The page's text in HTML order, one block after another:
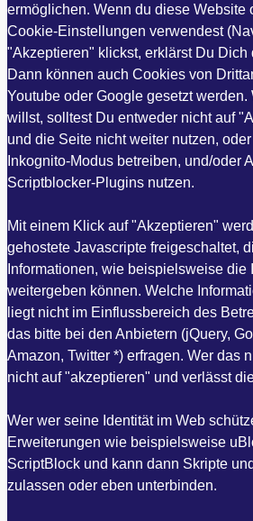
ermöglichen. Wenn du diese Website
Cookie-Einstellungen verwendest
"Akzeptieren" klickst, erklärst Du Dich
Dann können auch Cookies von
Youtube oder Google gesetzt
willst, solltest Du entweder nicht auf
und die Seite nicht weiter nutzen,
Inkognito-Modus betreiben, und/oder
Scriptblocker-Plugins nutzen.
Mit einem Klick auf "Akzeptieren"
gehostete Javascripte freigeschaltet,
Informationen, wie beispielsweise die
weitergeben können. Welche
liegt nicht im Einflussbereich des
das bitte bei den Anbietern (jQuery,
Amazon, Twitter *) erfragen. Wer das
nicht auf "akzeptieren" und verlässt
Wer wer seine Identität im Web
Erweiterungen wie beispielsweise
ScriptBlock und kann dann Skripte
zulassen oder eben unterbinden.